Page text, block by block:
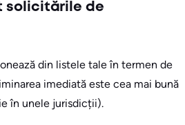
solicitările de
din listele tale în termen de
imediată este cea mai bună
în unele jurisdicții).